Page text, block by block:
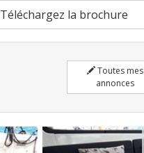
42
est
mètres
Téléchargez la brochure
Toutes mes
annonces